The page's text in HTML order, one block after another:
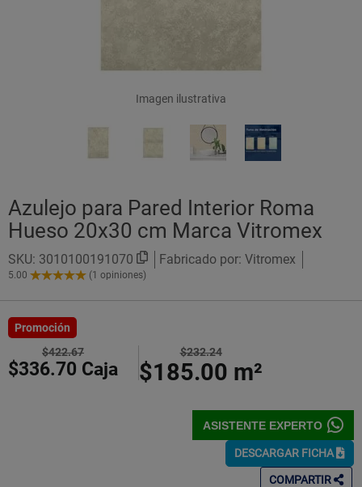
Imagen ilustrativa
Azulejo para Pared Interior Roma
Hueso 20x30 cm Marca Vitromex
SKU: 3010100191070 Fabricado por: Vitromex
5.00
5.00
Estrellas!
(1 opiniones)
Promoción
$422.67
$336.70 Caja
$232.24
$185.00 m²
ASISTENTE EXPERTO
DESCARGAR FICHA
COMPARTIR